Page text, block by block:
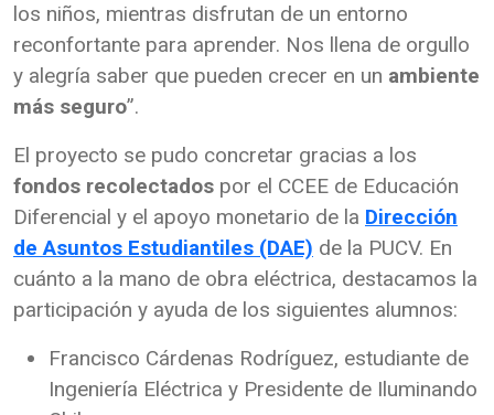
los niños, mientras disfrutan de un entorno
reconfortante para aprender. Nos llena de orgullo
y alegría saber que pueden crecer en un ambiente
más seguro”.
El proyecto se pudo concretar gracias a los
fondos recolectados por el CCEE de Educación
Diferencial y el apoyo monetario de la Dirección
de Asuntos Estudiantiles (DAE) de la PUCV. En
cuánto a la mano de obra eléctrica, destacamos la
participación y ayuda de los siguientes alumnos:
Francisco Cárdenas Rodríguez, estudiante de
Ingeniería Eléctrica y Presidente de Iluminando